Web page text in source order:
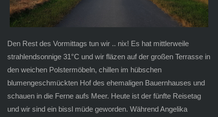
Den Rest des Vormittags tun wir .. nix! Es hat mittlerweile
strahlendsonnige 31°C und wir fläzen auf der großen Terrasse in
den weichen Polstermöbeln, chillen im hübschen
blumengeschmückten Hof des ehemaligen Bauernhauses und
schauen in die Ferne aufs Meer. Heute ist der fünfte Reisetag
und wir sind ein bissl müde geworden. Während Angelika